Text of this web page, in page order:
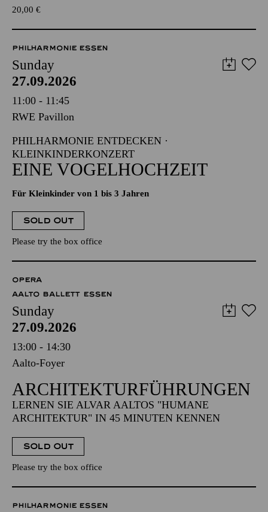
20,00 €
PHILHARMONIE ESSEN
Sunday
27.09.2026
11:00 - 11:45
RWE Pavillon
PHILHARMONIE ENTDECKEN ·
KLEINKINDERKONZERT
EINE VOGELHOCHZEIT
Für Kleinkinder von 1 bis 3 Jahren
SOLD OUT
Please try the box office
OPERA
AALTO BALLETT ESSEN
Sunday
27.09.2026
13:00 - 14:30
Aalto-Foyer
ARCHITEKTUR­FÜHRUNGEN
LERNEN SIE ALVAR AALTOS "HUMANE
ARCHITEKTUR" IN 45 MINUTEN KENNEN
SOLD OUT
Please try the box office
PHILHARMONIE ESSEN